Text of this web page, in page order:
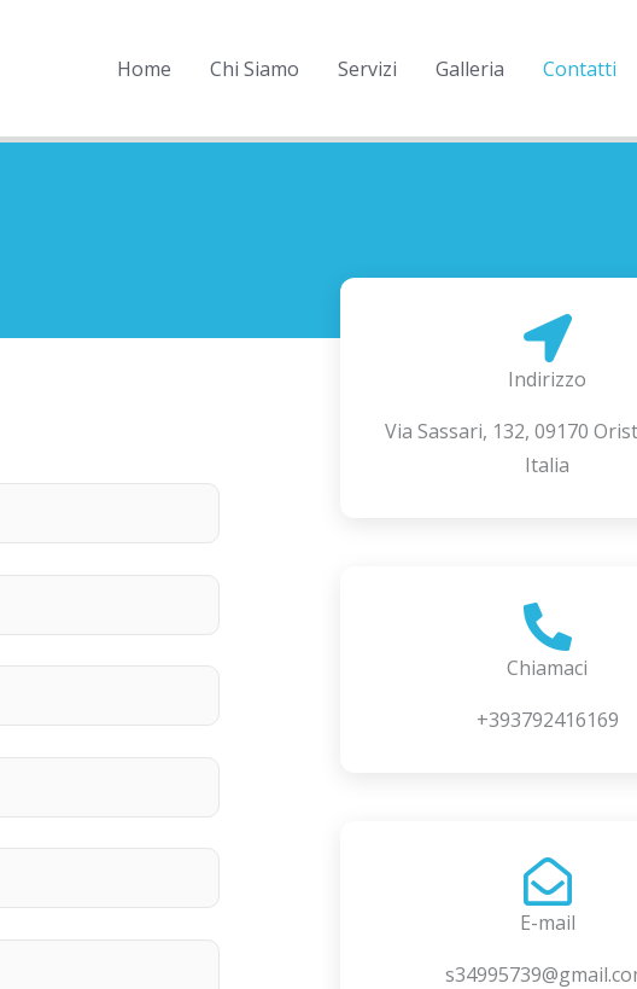
Home Chi Siamo Servizi Galleria Contatti
Indirizzo
Via Sassari, 132, 09170
Italia
Chiamaci
+393792416169
E-mail